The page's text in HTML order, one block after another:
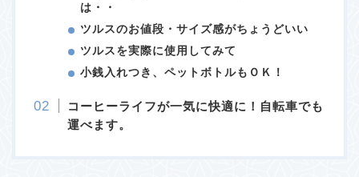
は・・
ツルスのお値段・サイズ感がちょうどいい
ツルスを実際に使用してみて
小銭入れつき、ペットボトルもＯＫ！
コーヒーライフが一気に快適に！自転車でも
運べます。